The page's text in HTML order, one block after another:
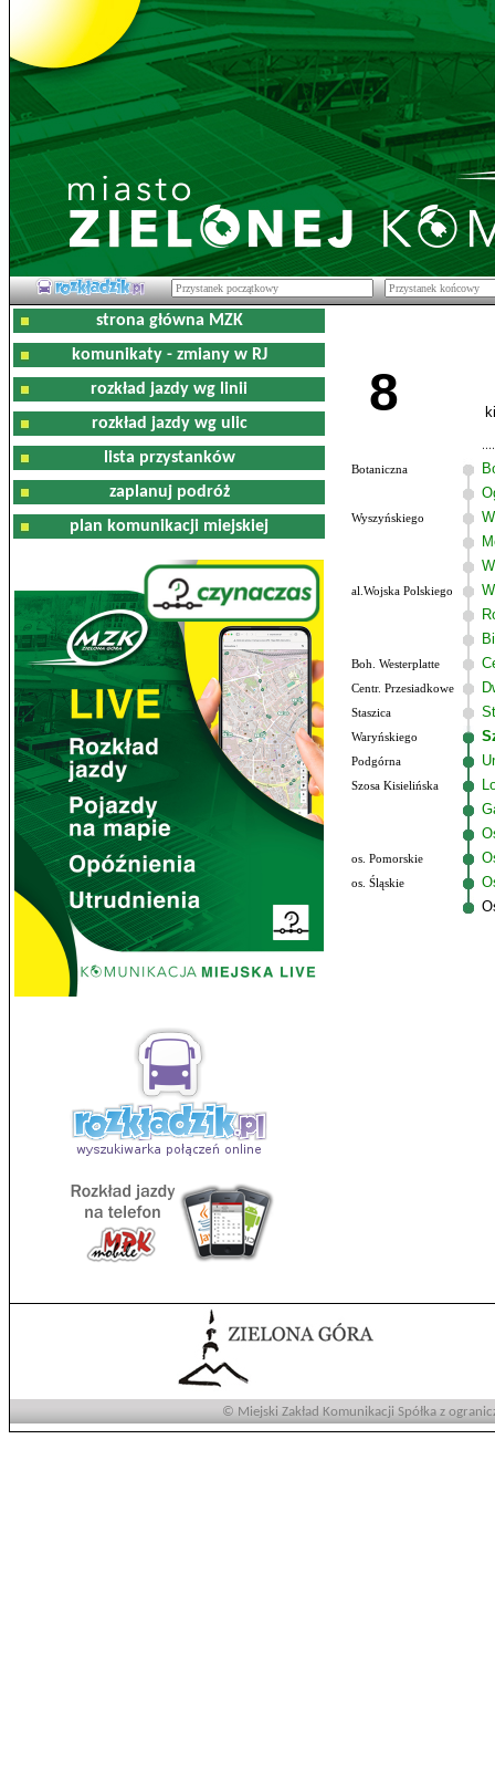
strona główna MZK
komunikaty - zmiany w RJ
rozkład jazdy wg linii
rozkład jazdy wg ulic
lista przystanków
zaplanuj podróż
plan komunikacji miejskiej
8
Botaniczna
Wyszyńskiego
al.Wojska Polskiego
Boh. Westerplatte
Centr. Przesiadkowe
Staszica
Waryńskiego
Podgórna
Szosa Kisielińska
os. Pomorskie
os. Śląskie
© Miejski Zakład Komunikacji Spółka z